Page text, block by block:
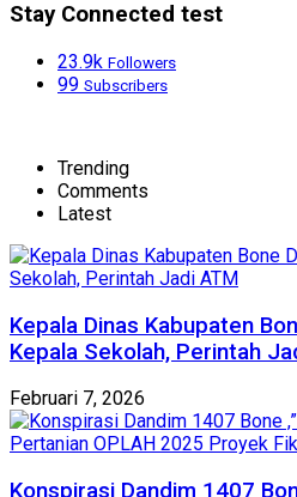
Stay Connected test
23.9k Followers
99 Subscribers
Trending
Comments
Latest
Kepala Dinas Kabupaten
Kepala Sekolah, Perintah
Februari 7, 2026
Konspirasi Dandim 1407